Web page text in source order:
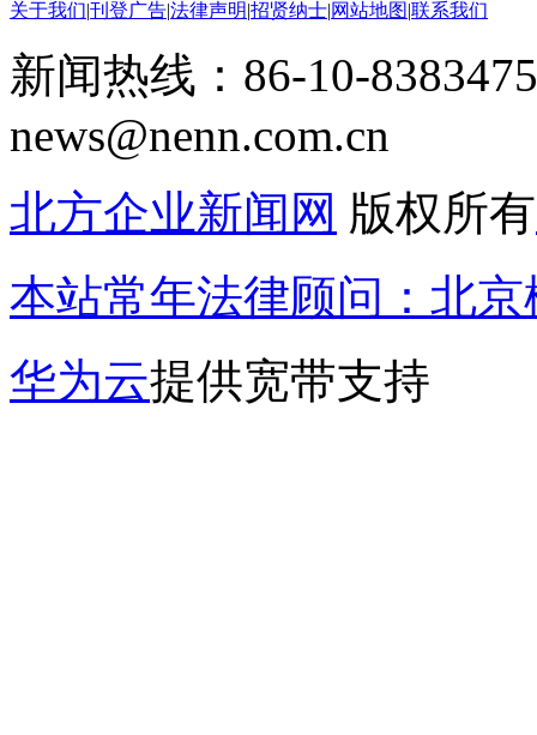
关于我们|刊登广告|法律声明|招贤纳士|网站地图|联系我们
新闻热线：86-10-
news@nenn.com.cn
北方企业新闻网 版权所有
本站常年法律顾问：北
华为云提供宽带支持